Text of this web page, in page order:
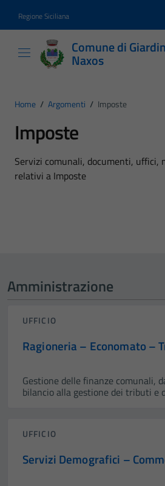
Regione Siciliana
Comune di
Naxos
Home / Argomenti / Imposte
Imposte
Dettagli
Servizi comunali, documenti, uffici,
relativi a Imposte
Amministrazione
UFFICIO
Ragioneria – Economato –
Gestione delle finanze comunali,
bilancio alla gestione dei tributi e
UFFICIO
Servizi Demografici –